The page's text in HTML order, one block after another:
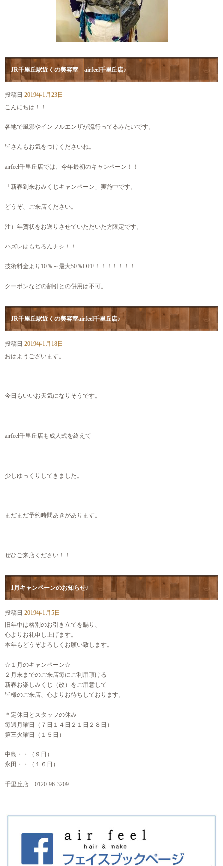
JR千里丘駅近くの美容室 airfeel千里丘店♪
投稿日 2019年1月23日
こんにちは！！
各地で風邪やインフルエンザが流行ってるみたいです。
皆さんもお気をつけくださいね。
airfeel千里丘店では、今年最初のキャンペーン！！
「新春到来おみくじキャンペーン」実施中です。
どうぞ、ご来店ください。
注）年賀状をお送りさせていただいた方限定です。
ハズレはもちろんナシ！！
技術料金より10％～最大50％OFF！！！！！！！
クーポンなどの割引との併用は不可。
JR千里丘駅近くの美容室airfeel千里丘店♪
投稿日 2019年1月18日
おはようございます。
今日もいいお天気になりそうです。
airfeel千里丘店も成人式を終えて
少しゆっくりしてきました。
まだまだ予約時間あきがあります。
ぜひご来店ください！！
1月キャンペーンのお知らせ♪
投稿日 2019年1月5日
旧年中は格別のお引き立てを賜り、
心よりお礼申し上げます。
本年もどうぞよろしくお願い致します。
☆１月のキャンペーン☆
２月末までのご来店毎にご利用頂ける
新春お楽しみくじ（改）をご用意して
皆様のご来店、心よりお待ちしております。
＊定休日とスタッフの休み
毎週月曜日（７日１４日２１日２８日）
第三火曜日（１５日）
中島・・（９日）
永田・・（１６日）
千里丘店 0120-96-3209